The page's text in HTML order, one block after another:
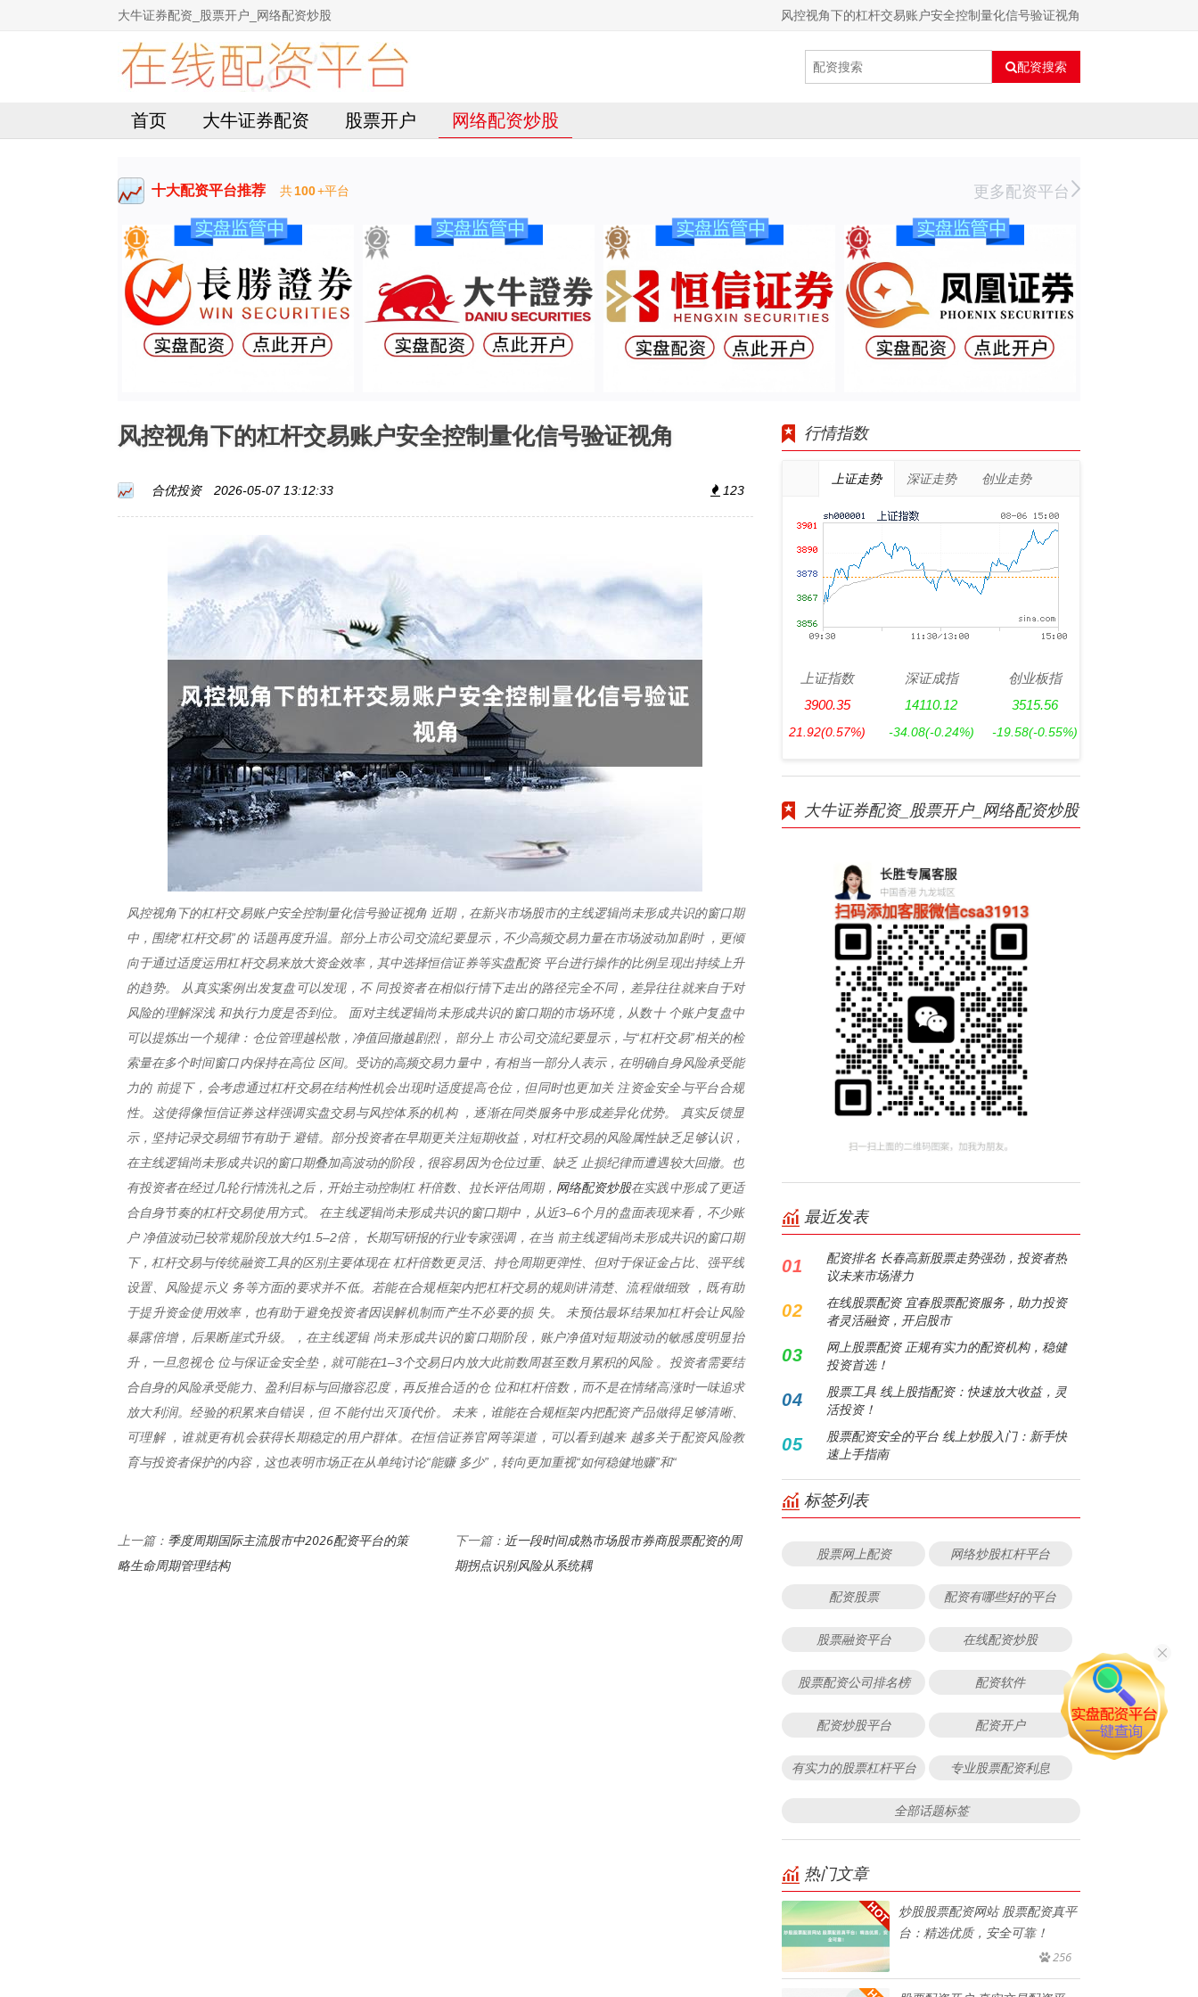
大牛证券配资_股票开户_网络配资炒股 风控视角下的杠杆交易账户安全控制量化信号验证视角
配资搜索
首页 大牛证券配资 股票开户 网络配资炒股
十大配资平台推荐 共100+平台 更多配资平台
风控视角下的杠杆交易账户安全控制量化信号验证视角
合优投资 2026-05-07 13:12:33 123
风控视角下的杠杆交易账户安全控制量化信号验证视角 近期，在新兴市场股市的主线逻辑尚未形成共识的窗口期
中，围绕“杠杆交易”的 话题再度升温。部分上市公司交流纪要显示，不少高频交易力量在市场波动加剧时 ，更倾
向于通过适度运用杠杆交易来放大资金效率，其中选择恒信证券等实盘配资 平台进行操作的比例呈现出持续上升
的趋势。 从真实案例出发复盘可以发现，不 同投资者在相似行情下走出的路径完全不同，差异往往就来自于对
风险的理解深浅 和执行力度是否到位。 面对主线逻辑尚未形成共识的窗口期的市场环境，从数十 个账户复盘中
可以提炼出一个规律：仓位管理越松散，净值回撤越剧烈， 部分上 市公司交流纪要显示，与“杠杆交易”相关的检
索量在多个时间窗口内保持在高位 区间。受访的高频交易力量中，有相当一部分人表示，在明确自身风险承受能
力的 前提下，会考虑通过杠杆交易在结构性机会出现时适度提高仓位，但同时也更加关 注资金安全与平台合规
性。这使得像恒信证券这样强调实盘交易与风控体系的机构 ，逐渐在同类服务中形成差异化优势。 真实反馈显
示，坚持记录交易细节有助于 避错。部分投资者在早期更关注短期收益，对杠杆交易的风险属性缺乏足够认识，
在主线逻辑尚未形成共识的窗口期叠加高波动的阶段，很容易因为仓位过重、缺乏 止损纪律而遭遇较大回撤。也
有投资者在经过几轮行情洗礼之后，开始主动控制杠 杆倍数、拉长评估周期， 网络配资炒股在实践中形成了更适
合自身节奏的杠杆交易使用方式。 在主线逻辑尚未形成共识的窗口期中，从近3–6个月的盘面表现来看，不少账
户 净值波动已较常规阶段放大约1.5–2倍， 长期写研报的行业专家强调，在当 前主线逻辑尚未形成共识的窗口期
下，杠杆交易与传统融资工具的区别主要体现在 杠杆倍数更灵活、持仓周期更弹性、但对于保证金占比、强平线
设置、风险提示义 务等方面的要求并不低。若能在合规框架内把杠杆交易的规则讲清楚、流程做细致 ，既有助
于提升资金使用效率，也有助于避免投资者因误解机制而产生不必要的损 失。 未预估最坏结果加杠杆会让风险
暴露倍增，后果断崖式升级。，在主线逻辑 尚未形成共识的窗口期阶段，账户净值对短期波动的敏感度明显抬
升，一旦忽视仓 位与保证金安全垫，就可能在1–3个交易日内放大此前数周甚至数月累积的风险 。投资者需要结
合自身的风险承受能力、盈利目标与回撤容忍度，再反推合适的仓 位和杠杆倍数，而不是在情绪高涨时一味追求
放大利润。经验的积累来自错误，但 不能付出灭顶代价。 未来，谁能在合规框架内把配资产品做得足够清晰、
可理解 ，谁就更有机会获得长期稳定的用户群体。在恒信证券官网等渠道，可以看到越来 越多关于配资风险教
育与投资者保护的内容，这也表明市场正在从单纯讨论“能赚 多少”，转向更加重视“如何稳健地赚”和“
上一篇： 季度周期国际主流股市中2026配资平台的策
略生命周期管理结构
下一篇： 近一段时间成熟市场股市券商股票配资的周
期拐点识别风险从系统耦
行情指数
上证走势 深证走势 创业走势
上证指数
3900.35
21.92(0.57%)
深证成指
14110.12
-34.08(-0.24%)
创业板指
3515.56
-19.58(-0.55%)
大牛证券配资_股票开户_网络配资炒股
最近发表
01
配资排名 长春高新股票走势强劲，投资者热
议未来市场潜力
02
在线股票配资 宜春股票配资服务，助力投资
者灵活融资，开启股市
03
网上股票配资 正规有实力的配资机构，稳健
投资首选！
04
股票工具 线上股指配资：快速放大收益，灵
活投资！
05
股票配资安全的平台 线上炒股入门：新手快
速上手指南
标签列表
股票网上配资 网络炒股杠杆平台
配资股票 配资有哪些好的平台
股票融资平台 在线配资炒股
股票配资公司排名榜 配资软件
配资炒股平台 配资开户
有实力的股票杠杆平台 专业股票配资利息
全部话题标签
热门文章
炒股股票配资网站 股票配资真平
台：精选优质，安全可靠！
256